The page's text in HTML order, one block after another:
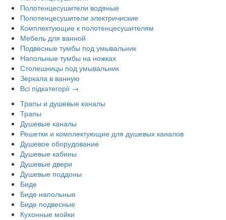
Полотенцесушители водяные
Полотенцесушители электричиские
Комплектующие к полотенцесушителям
Мебель для ванной
Подвесные тумбы под умывальник
Напольные тумбы на ножках
Столешницы под умывальник
Зеркала в ванную
Всі підкатегорії →
Трапы и душевые каналы
Трапы
Душевые каналы
Решетки и комплектующие для душевых каналов
Душевое оборудование
Душевые кабины
Душевые двери
Душевые поддоны
Биде
Биде напольные
Биде подвесные
Кухонные мойки